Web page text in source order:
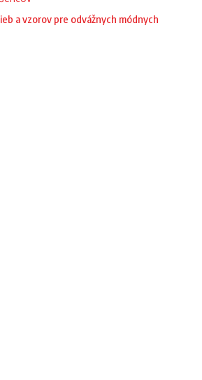
a vzorov pre odvážnych módnych